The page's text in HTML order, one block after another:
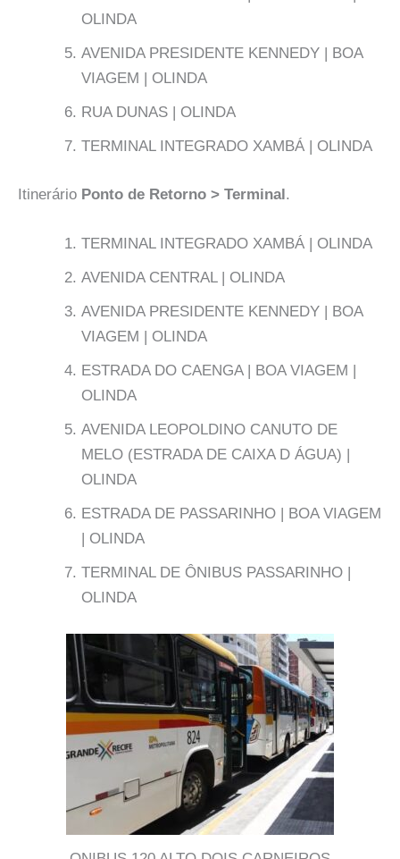
OLINDA
AVENIDA PRESIDENTE KENNEDY | BOA
VIAGEM | OLINDA
RUA DUNAS | OLINDA
TERMINAL INTEGRADO XAMBÁ | OLINDA
Itinerário Ponto de Retorno > Terminal.
TERMINAL INTEGRADO XAMBÁ | OLINDA
AVENIDA CENTRAL | OLINDA
AVENIDA PRESIDENTE KENNEDY | BOA
VIAGEM | OLINDA
ESTRADA DO CAENGA | BOA VIAGEM |
OLINDA
AVENIDA LEOPOLDINO CANUTO DE
MELO (ESTRADA DE CAIXA D ÁGUA) |
OLINDA
ESTRADA DE PASSARINHO | BOA VIAGEM
| OLINDA
TERMINAL DE ÔNIBUS PASSARINHO |
OLINDA